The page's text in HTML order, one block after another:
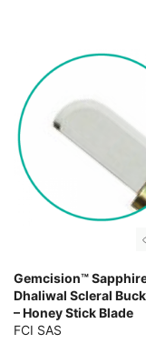
Gemcision™
Dhaliwal Scleral
– Honey Stick Blade
FCI SAS